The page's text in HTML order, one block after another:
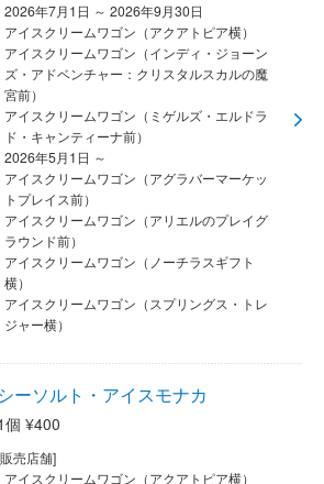
2026年7月1日 ～ 2026年9月30日
アイスクリームワゴン（アクアトピア横）
アイスクリームワゴン（インディ・ジョーン
ズ・アドベンチャー：クリスタルスカルの魔
宮前）
アイスクリームワゴン（ミゲルズ・エルドラ
ド・キャンティーナ前）
2026年5月1日 ～
アイスクリームワゴン（アグラバーマーケッ
トプレイス前）
アイスクリームワゴン（アリエルのプレイグ
ラウンド前）
アイスクリームワゴン（ノーチラスギフト
横）
アイスクリームワゴン（スプリングス・トレ
ジャー横）
シーソルト・アイスモナカ
個 ¥400
売店舗]
アイスクリームワゴン（アクアトピア横）